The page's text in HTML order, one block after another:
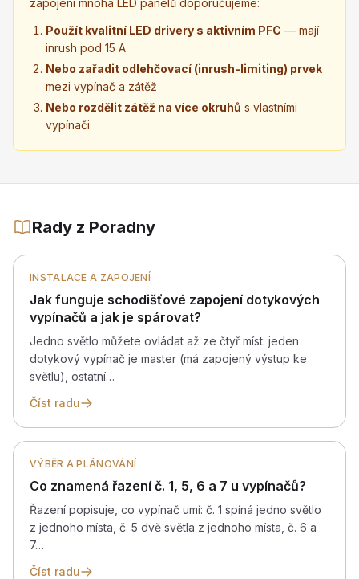
zapojení mnoha LED panelů doporučujeme:
Použít kvalitní LED drivery s aktivním PFC — mají
inrush pod 15 A
Nebo zařadit odlehčovací (inrush-limiting) prvek
mezi vypínač a zátěž
Nebo rozdělit zátěž na více okruhů s vlastními
vypínači
Rady z Poradny
INSTALACE A ZAPOJENÍ
Jak funguje schodišťové zapojení dotykových
vypínačů a jak je spárovat?
Jedno světlo můžete ovládat až ze čtyř míst: jeden
dotykový vypínač je master (má zapojený výstup ke
světlu), ostatní…
Číst radu
VÝBĚR A PLÁNOVÁNÍ
Co znamená řazení č. 1, 5, 6 a 7 u vypínačů?
Řazení popisuje, co vypínač umí: č. 1 spíná jedno světlo
z jednoho místa, č. 5 dvě světla z jednoho místa, č. 6 a
7…
Číst radu